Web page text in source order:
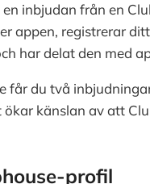
inbjudan från en
appen, registrerar
har delat den med
får du två
känslan av att
profil